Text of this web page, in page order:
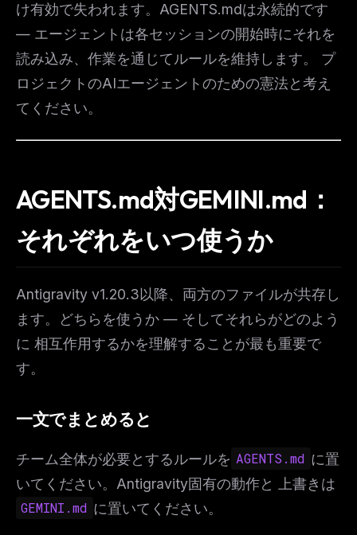
け有効で失われます。AGENTS.mdは永続的です
— エージェントは各セッションの開始時にそれを
読み込み、作業を通じてルールを維持します。 プ
ロジェクトのAIエージェントのための憲法と考え
てください。
AGENTS.md対GEMINI.md：
それぞれをいつ使うか
Antigravity v1.20.3以降、両方のファイルが共存し
ます。どちらを使うか — そしてそれらがどのよう
に 相互作用するかを理解することが最も重要で
す。
一文でまとめると
チーム全体が必要とするルールを AGENTS.md に置
いてください。Antigravity固有の動作と 上書きは
GEMINI.md に置いてください。